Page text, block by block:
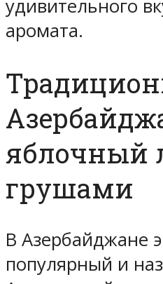
удивительного
аромата.
яблочный
грушами
В Азербайджане
популярный и